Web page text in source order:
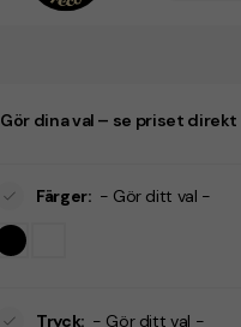
Gör dina val – se priset direkt
Färger: - Gör ditt val -
Tryck: - Gör ditt val -